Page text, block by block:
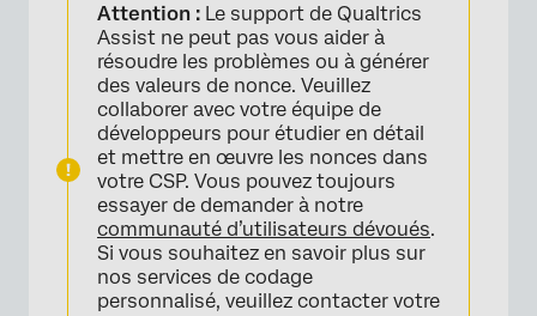
Attention : Le support de Qualtrics
Assist ne peut pas vous aider à
résoudre les problèmes ou à générer
des valeurs de nonce. Veuillez
collaborer avec votre équipe de
développeurs pour étudier en détail
et mettre en œuvre les nonces dans
votre CSP. Vous pouvez toujours
essayer de demander à notre
communauté d’utilisateurs dévoués.
Si vous souhaitez en savoir plus sur
nos services de codage
personnalisé, veuillez contacter votre